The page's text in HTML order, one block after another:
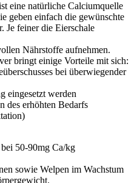
eine natürliche Calciumquelle
geben einfach die gewünschte
Je feiner die Eierschale
Nährstoffe aufnehmen.
bringt einige Vorteile mit sich:
bei überwiegender
eingesetzt werden
des erhöhten Bedarfs
50-90mg Ca/kg
sowie Welpen im Wachstum